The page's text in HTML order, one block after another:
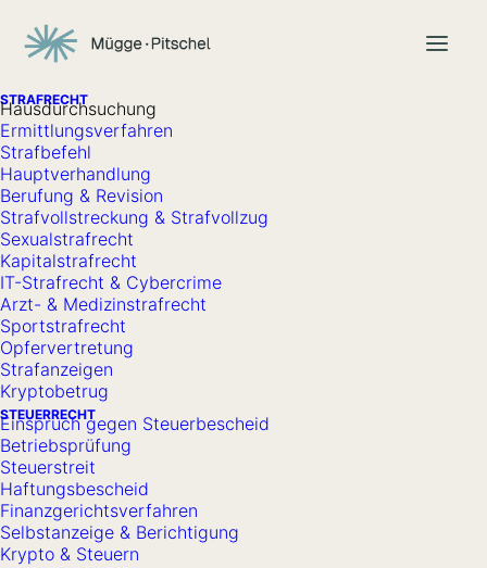
STRAFRECHT
Hausdurchsuchung
Ermittlungsverfahren
Strafbefehl
Hauptverhandlung
Berufung & Revision
Strafvollstreckung & Strafvollzug
Sexualstrafrecht
Kapitalstrafrecht
IT-Strafrecht & Cybercrime
Arzt- & Medizinstrafrecht
Sportstrafrecht
Opfervertretung
Strafanzeigen
Kryptobetrug
STEUERRECHT
Einspruch gegen Steuerbescheid
Betriebsprüfung
Steuerstreit
Haftungsbescheid
Finanzgerichtsverfahren
Selbstanzeige & Berichtigung
Krypto & Steuern
Für Privatpersonen & Unternehmen
Anwälte für Strafrecht und
Steuerrecht in Göttingen
Über 30 Jahre Erfahrung im Straf- und Steuerrecht. 15.000+
Mandate. Bundesweite Strafverteidigung.
ZUM KONTAKTFORMULAR